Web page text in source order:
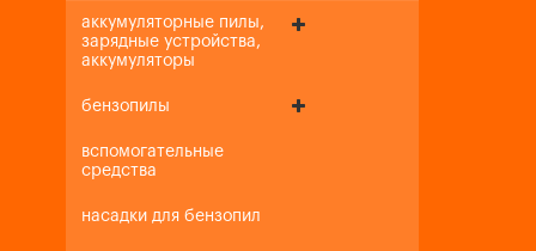
аккумуляторные пилы,
зарядные устройства,
аккумуляторы
бензопилы
вспомогательные
средства
насадки для бензопил